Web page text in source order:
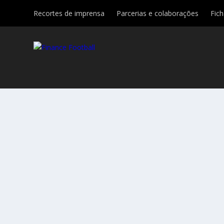
Recortes de imprensa Parcerias e colaborações